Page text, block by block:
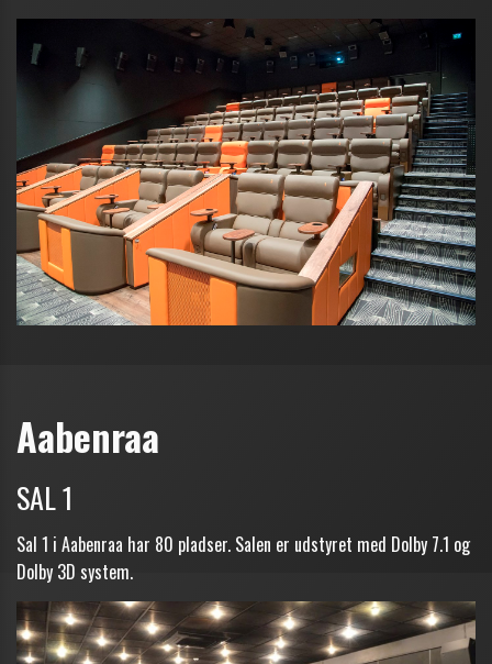
Aabenraa
SAL 1
Sal 1 i Aabenraa har 80 pladser. Salen er udstyret med Dolby 7.1 og
Dolby 3D system.